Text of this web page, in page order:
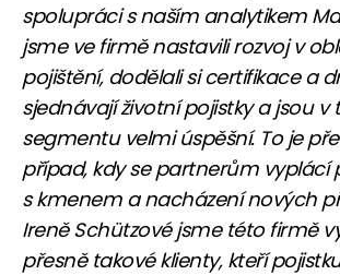
spolupráci s naším analytikem
jsme ve firmě nastavili rozvoj v
pojištění, dodělali si certifikace a
sjednávají životní pojistky a jsou
segmentu velmi úspěšní. To je
případ, kdy se partnerům vyplácí
s kmenem a nacházení nových
Ireně Schützové jsme této firmě
přesně takové klienty, kteří